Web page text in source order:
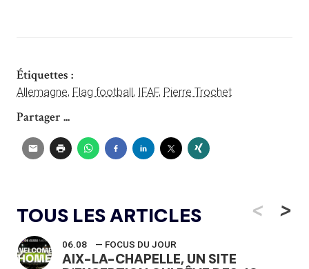
Étiquettes :
Allemagne, Flag football , IFAF, Pierre Trochet
Partager ...
TOUS LES ARTICLES <
06.08 — FOCUS DU JOUR
AIX-LA-CHAPELLE, UN SITE
>